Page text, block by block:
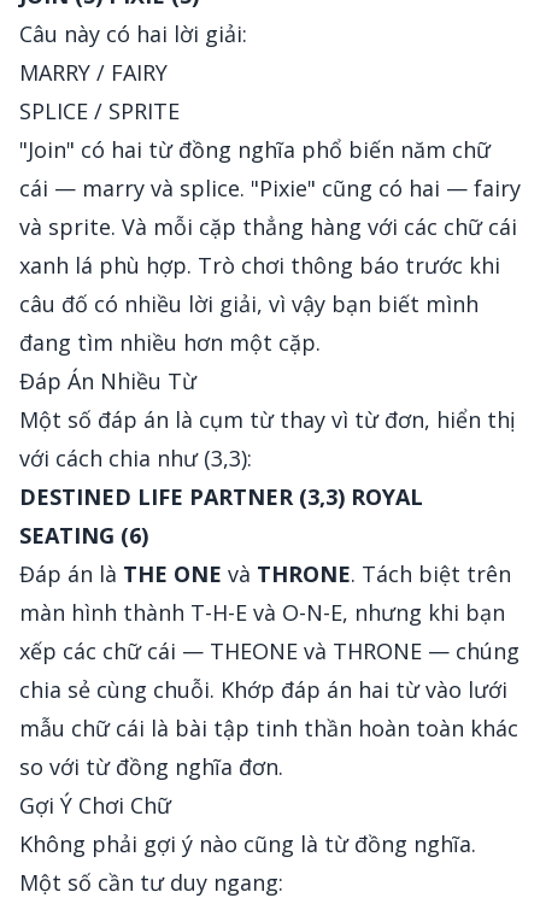
Câu này có hai lời giải:
MARRY / FAIRY
SPLICE / SPRITE
"Join" có hai từ đồng nghĩa phổ biến năm chữ
cái — marry và splice. "Pixie" cũng có hai — fairy
và sprite. Và mỗi cặp thẳng hàng với các chữ cái
xanh lá phù hợp. Trò chơi thông báo trước khi
câu đố có nhiều lời giải, vì vậy bạn biết mình
đang tìm nhiều hơn một cặp.
Đáp Án Nhiều Từ
Một số đáp án là cụm từ thay vì từ đơn, hiển thị
với cách chia như (3,3):
DESTINED LIFE PARTNER (3,3) ROYAL
SEATING (6)
Đáp án là THE ONE và THRONE. Tách biệt trên
màn hình thành T-H-E và O-N-E, nhưng khi bạn
xếp các chữ cái — THEONE và THRONE — chúng
chia sẻ cùng chuỗi. Khớp đáp án hai từ vào lưới
mẫu chữ cái là bài tập tinh thần hoàn toàn khác
so với từ đồng nghĩa đơn.
Gợi Ý Chơi Chữ
Không phải gợi ý nào cũng là từ đồng nghĩa.
Một số cần tư duy ngang: